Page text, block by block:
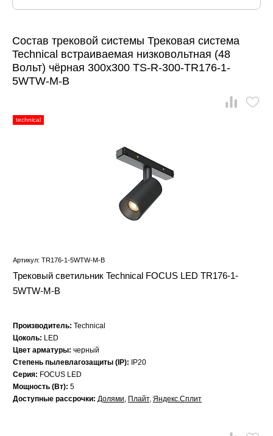
Состав трековой системы Трековая система
Technical встраиваемая низковольтная (48
Вольт) чёрная 300x300 TS-R-300-TR176-1-
5WTW-M-B
technical
Артикул: TR176-1-5WTW-M-B
Трековый светильник Technical FOCUS LED TR176-1-
5WTW-M-B
Производитель: Technical
Цоколь: LED
Цвет арматуры: черный
Степень пылевлагозащиты (IP):
IP20
Серия: FOCUS LED
Мощность (Вт): 5
Доступные рассрочки: Долями, Плайт, Яндекс.Сплит